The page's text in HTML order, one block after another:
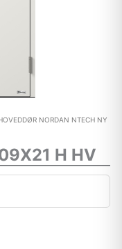
NORDAN NTECH NY
H HV